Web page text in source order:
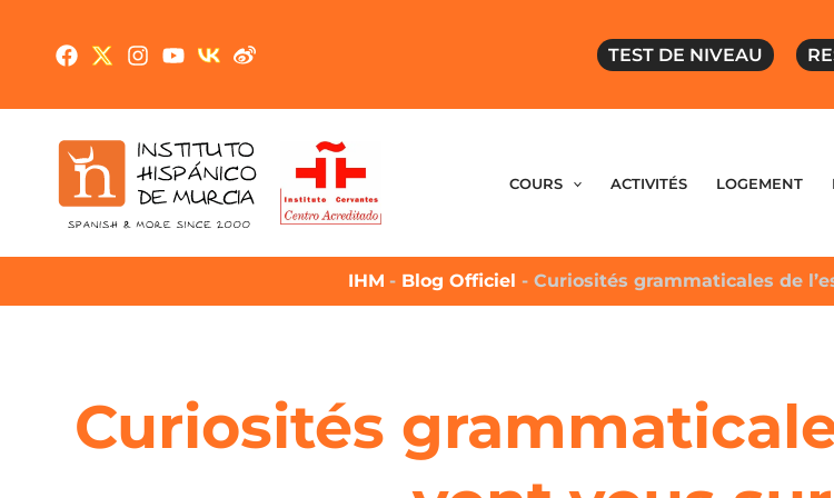
TEST DE NIVEAU
COURS ACTIVITÉS LOGEMENT
IHM - Blog Officiel - Curiosités grammaticales de
Curiosités